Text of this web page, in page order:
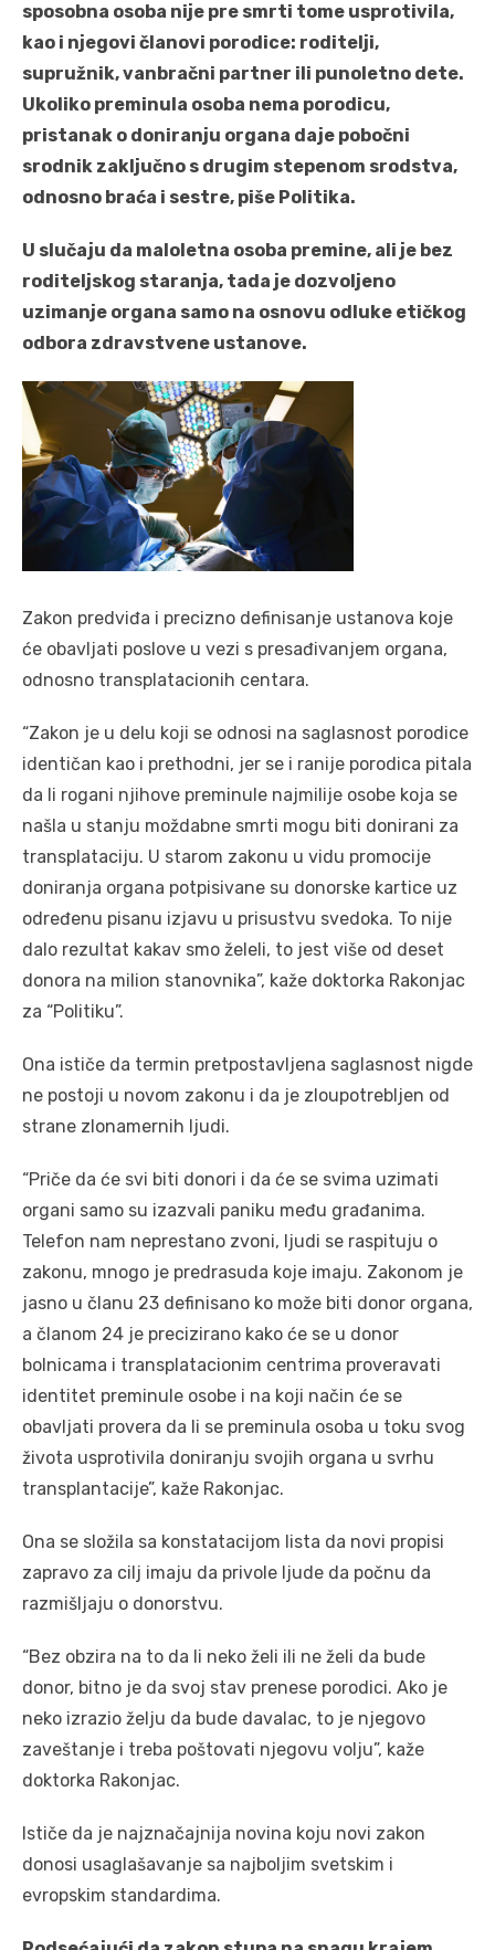
sposobna osoba nije pre smrti tome usprotivila,
kao i njegovi članovi porodice: roditelji,
supružnik, vanbračni partner ili punoletno dete.
Ukoliko preminula osoba nema porodicu,
pristanak o doniranju organa daje pobočni
srodnik zaključno s drugim stepenom srodstva,
odnosno braća i sestre, piše Politika.
U slučaju da maloletna osoba premine, ali je bez
roditeljskog staranja, tada je dozvoljeno
uzimanje organa samo na osnovu odluke etičkog
odbora zdravstvene ustanove.
Zakon predviđa i precizno definisanje ustanova koje
će obavljati poslove u vezi s presađivanjem organa,
odnosno transplatacionih centara.
“Zakon je u delu koji se odnosi na saglasnost porodice
identičan kao i prethodni, jer se i ranije porodica pitala
da li rogani njihove preminule najmilije osobe koja se
našla u stanju moždabne smrti mogu biti donirani za
transplataciju. U starom zakonu u vidu promocije
doniranja organa potpisivane su donorske kartice uz
određenu pisanu izjavu u prisustvu svedoka. To nije
dalo rezultat kakav smo želeli, to jest više od deset
donora na milion stanovnika”, kaže doktorka Rakonjac
za “Politiku”.
Ona ističe da termin pretpostavljena saglasnost nigde
ne postoji u novom zakonu i da je zloupotrebljen od
strane zlonamernih ljudi.
“Priče da će svi biti donori i da će se svima uzimati
organi samo su izazvali paniku među građanima.
Telefon nam neprestano zvoni, ljudi se raspituju o
zakonu, mnogo je predrasuda koje imaju. Zakonom je
jasno u članu 23 definisano ko može biti donor organa,
a članom 24 je precizirano kako će se u donor
bolnicama i transplatacionim centrima proveravati
identitet preminule osobe i na koji način će se
obavljati provera da li se preminula osoba u toku svog
života usprotivila doniranju svojih organa u svrhu
transplantacije”, kaže Rakonjac.
Ona se složila sa konstatacijom lista da novi propisi
zapravo za cilj imaju da privole ljude da počnu da
razmišljaju o donorstvu.
“Bez obzira na to da li neko želi ili ne želi da bude
donor, bitno je da svoj stav prenese porodici. Ako je
neko izrazio želju da bude davalac, to je njegovo
zaveštanje i treba poštovati njegovu volju”, kaže
doktorka Rakonjac.
Ističe da je najznačajnija novina koju novi zakon
donosi usaglašavanje sa najboljim svetskim i
evropskim standardima.